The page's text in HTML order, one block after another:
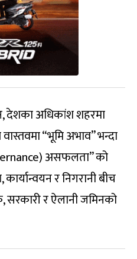
देशका अधिकांश शहरमा
“भूमि अभाव” भन्दा
असफलता” को
कार्यान्वयन र निगरानी बीच
र ऐलानी जमिनको